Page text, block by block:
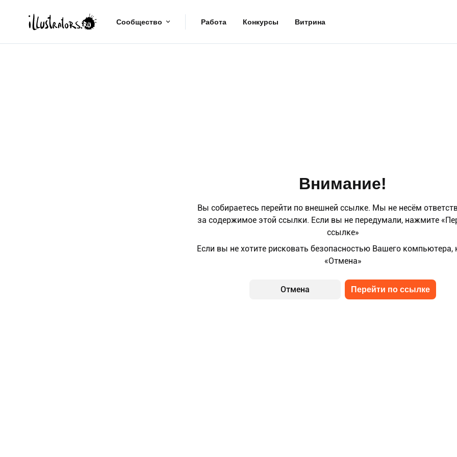
Сообщество Работа Конкурсы Витрина
Внимание!
Вы собираетесь перейти по внешней ссылке. Мы не несём
за содержимое этой ссылки. Если вы не передумали, нажмите
ссылке»
Если вы не хотите рисковать безопасностью Вашего компьютера,
«Отмена»
Отмена Перейти по ссылке